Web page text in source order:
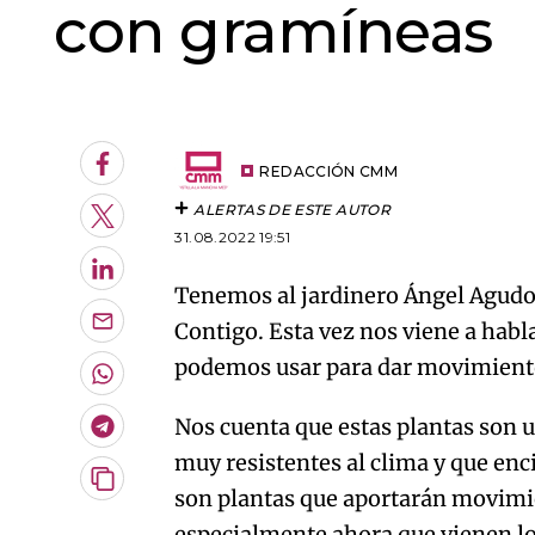
con gramíneas
Facebook
Twitter
LinkedIn
Enviar
por
Email
Whatsapp
Telegram
Copiar
REDACCIÓN CMM
ALERTAS DE ESTE AUTOR
31.08.2022 19:51
Tenemos al jardinero Ángel
Contigo. Esta vez nos viene a
podemos usar para dar
Nos cuenta que estas plantas son
muy resistentes al clima y que
son plantas que aportarán